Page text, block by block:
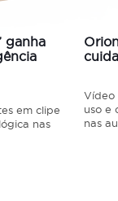
ganha
em clipe
nas
Vídeo
uso e
nas